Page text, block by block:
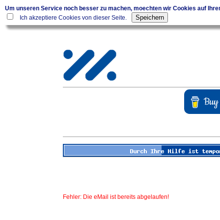
Um unseren Service noch besser zu machen, moechten wir Cookies auf
Ich akzeptiere Cookies von dieser Seite.
Fehler: Die eMail ist bereits abgelaufen!